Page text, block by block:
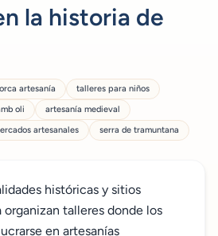
la historia de
artesanía
talleres para niños
oli
artesanía medieval
artesanales serra de tramuntana
históricas y sitios
talleres donde los
en artesanías